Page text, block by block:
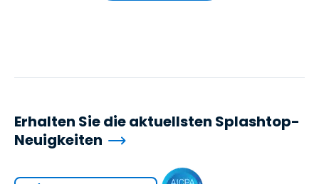
Erhalten Sie die aktuellsten Splashtop-
Neuigkeiten